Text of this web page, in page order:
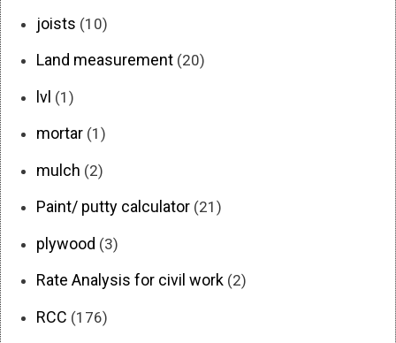
joists (10)
Land measurement (20)
lvl (1)
mortar (1)
mulch (2)
Paint/ putty calculator (21)
plywood (3)
Rate Analysis for civil work (2)
RCC (176)